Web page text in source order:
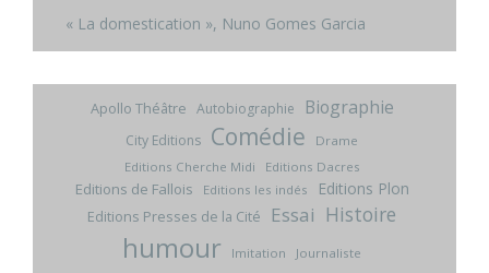
« La domestication », Nuno Gomes Garcia
Apollo Théâtre Autobiographie Biographie
City Editions Comédie
Drame
Editions Cherche Midi
Editions Dacres
Editions de Fallois Editions les indés Editions Plon
Editions Presses de la Cité Essai Histoire
humour Imitation Journaliste